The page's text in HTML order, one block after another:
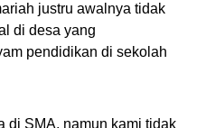
justru awalnya tidak
di desa yang
pendidikan di sekolah
di SMA, namun kami tidak